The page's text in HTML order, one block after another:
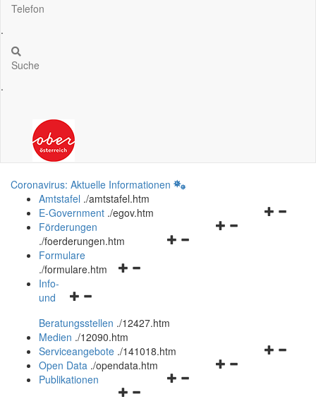
Telefon
.
Suche
.
Coronavirus: Aktuelle Informationen
Amtstafel ./amtstafel.htm
Navigationsmenü
E-Government ./egov.htm
Navigationsmenü
Förderungen
./foerderungen.htm
Navigationsmenü
Formulare
./formulare.htm
Navigationsmenü
und
schließen
Info-
und
Beratungsstellen ./12427.htm
Medien ./12090.htm
Navigationsmenü
Serviceangebote ./141018.htm
Navigationsmenü
Open Data ./opendata.htm
Navigationsmenü
Publikationen